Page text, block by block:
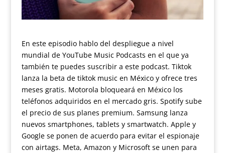
En este episodio hablo del despliegue a nivel
mundial de YouTube Music Podcasts en el que ya
también te puedes suscribir a este podcast. Tiktok
lanza la beta de tiktok music en México y ofrece tres
meses gratis. Motorola bloqueará en México los
teléfonos adquiridos en el mercado gris. Spotify sube
el precio de sus planes premium. Samsung lanza
nuevos smartphones, tablets y smartwatch. Apple y
Google se ponen de acuerdo para evitar el espionaje
con airtags. Meta, Amazon y Microsoft se unen para